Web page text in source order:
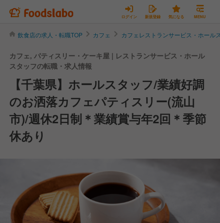
ログイン 新規登録 気になる MENU
飲食店の求人・転職TOP カフェ カフェレストランサービス・ホール
カフェ, パティスリー・ケーキ屋 | レストランサービス・ホール
スタッフの転職・求人情報
【千葉県】ホールスタッフ/業績好調
のお洒落カフェパティスリー(流山
市)/週休2日制＊業績賞与年2回＊季節
休あり